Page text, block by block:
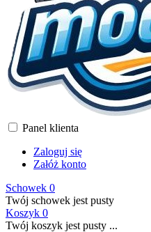
Panel klienta
Zaloguj się
Załóż konto
Schowek 0
Twój schowek jest pusty
Koszyk 0
Twój koszyk jest pusty ...